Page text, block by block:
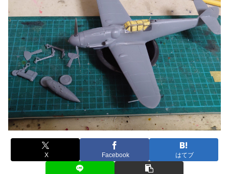
X Facebook はてブ